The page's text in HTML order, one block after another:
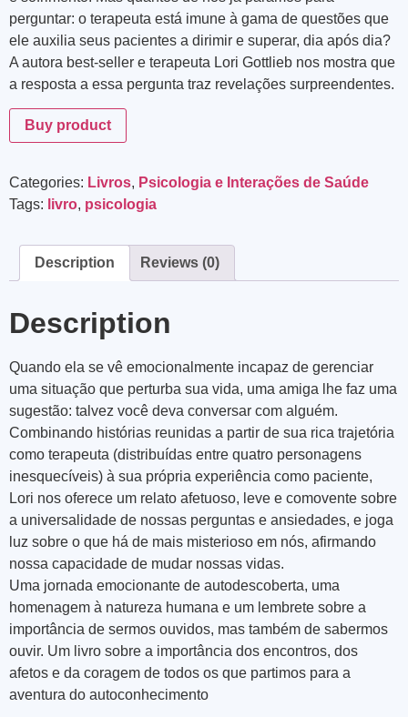
perguntar: o terapeuta está imune à gama de questões que
ele auxilia seus pacientes a dirimir e superar, dia após dia?
A autora best-seller e terapeuta Lori Gottlieb nos mostra que
a resposta a essa pergunta traz revelações surpreendentes.
Buy product
Categories: Livros, Psicologia e Interações de Saúde
Tags: livro, psicologia
Description Reviews (0)
Description
Quando ela se vê emocionalmente incapaz de gerenciar
uma situação que perturba sua vida, uma amiga lhe faz uma
sugestão: talvez você deva conversar com alguém.
Combinando histórias reunidas a partir de sua rica trajetória
como terapeuta (distribuídas entre quatro personagens
inesquecíveis) à sua própria experiência como paciente,
Lori nos oferece um relato afetuoso, leve e comovente sobre
a universalidade de nossas perguntas e ansiedades, e joga
luz sobre o que há de mais misterioso em nós, afirmando
nossa capacidade de mudar nossas vidas.
Uma jornada emocionante de autodescoberta, uma
homenagem à natureza humana e um lembrete sobre a
importância de sermos ouvidos, mas também de sabermos
ouvir. Um livro sobre a importância dos encontros, dos
afetos e da coragem de todos os que partimos para a
aventura do autoconhecimento